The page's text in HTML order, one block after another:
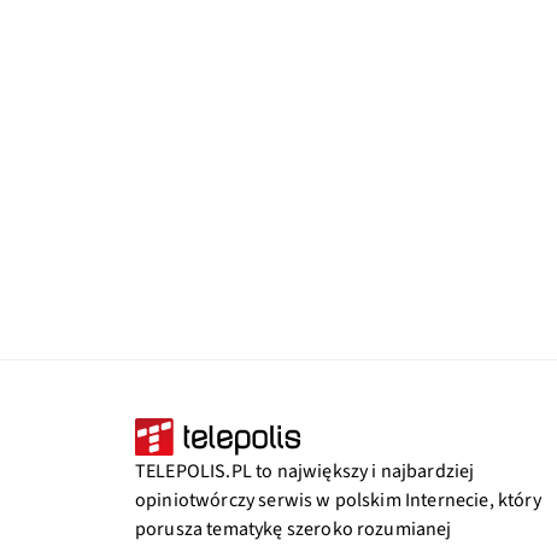
TELEPOLIS.PL to największy i najbardziej
opiniotwórczy serwis w polskim Internecie, który
porusza tematykę szeroko rozumianej